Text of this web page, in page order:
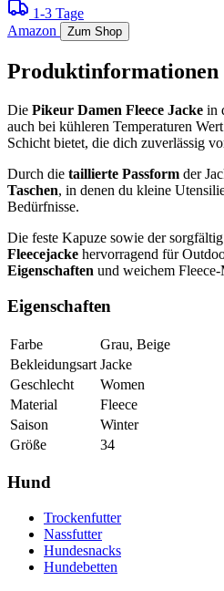
1-3 Tage
Amazon
Zum Shop
Produktinformationen
Die Pikeur Damen Fleece Jacke in
auch bei kühleren Temperaturen
Schicht bietet, die dich zuverlässig
Durch die taillierte Passform der
Taschen, in denen du kleine
Bedürfnisse.
Die feste Kapuze sowie der
Fleecejacke hervorragend für
Eigenschaften und weichem
Eigenschaften
Farbe
Grau, Beige
Bekleidungsart Jacke
Geschlecht
Women
Material
Fleece
Saison
Winter
Größe
34
Hund
Trockenfutter
Nassfutter
Hundesnacks
Hundebetten